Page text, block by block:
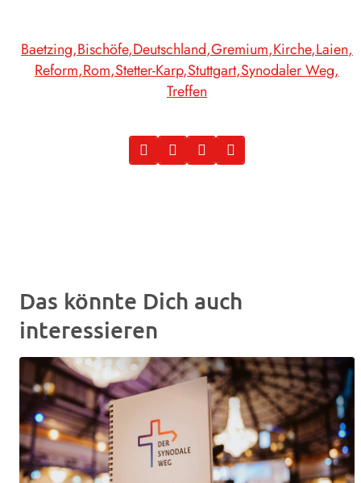
Baetzing Bischöfe Deutschland Gremium Kirche Laien
Reform Rom Stetter-Karp Stuttgart Synodaler Weg
Treffen
Das könnte Dich auch
interessieren